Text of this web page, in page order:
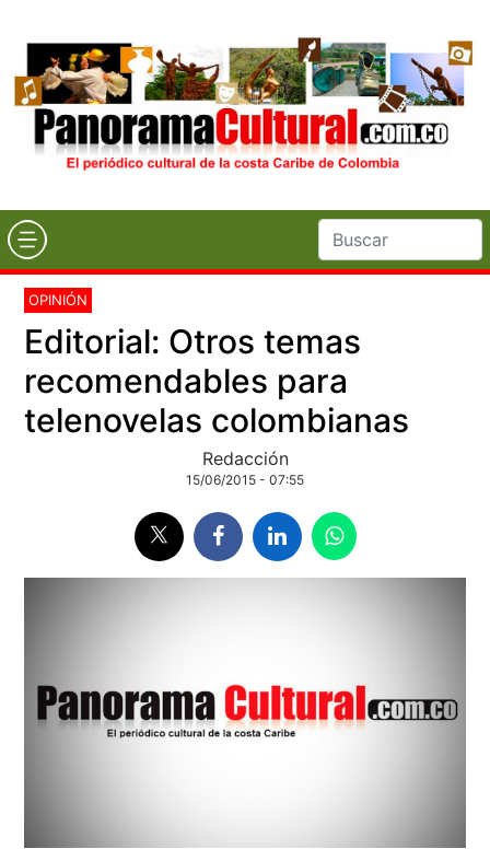
OPINIÓN
Editorial: Otros temas
recomendables para
telenovelas colombianas
Redacción
15/06/2015 - 07:55